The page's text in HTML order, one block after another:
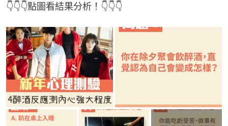
👇👇👇點圖看結果分析！👇👇👇